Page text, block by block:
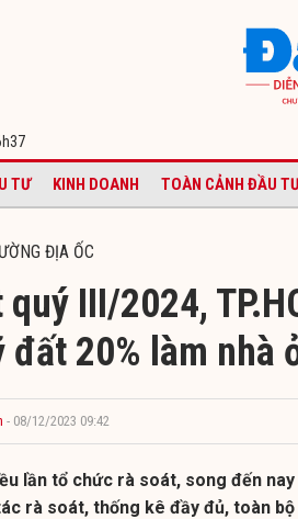
TƯ KINH DOANH TOÀN CẢNH ĐẦU
ĐỊA ỐC
quý III/2024,
đất 20% làm nhà
- 08/12/2023 09:42
lần tổ chức rà soát, song đến
rà soát, thống kê đầy đủ, toàn